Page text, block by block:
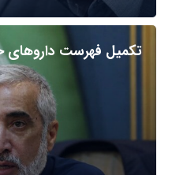
تکمیل فهرست داروهای